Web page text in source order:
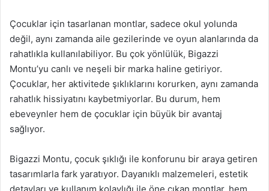
Çocuklar için tasarlanan montlar, sadece okul yolunda
değil, aynı zamanda aile gezilerinde ve oyun alanlarında da
rahatlıkla kullanılabiliyor. Bu çok yönlülük, Bigazzi
Montu’yu canlı ve neşeli bir marka haline getiriyor.
Çocuklar, her aktivitede şıklıklarını korurken, aynı zamanda
rahatlık hissiyatını kaybetmiyorlar. Bu durum, hem
ebeveynler hem de çocuklar için büyük bir avantaj
sağlıyor.
Bigazzi Montu, çocuk şıklığı ile konforunu bir araya getiren
tasarımlarla fark yaratıyor. Dayanıklı malzemeleri, estetik